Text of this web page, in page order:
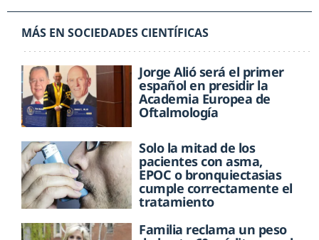
MÁS EN SOCIEDADES CIENTÍFICAS
Jorge Alió será el primer
español en presidir la
Academia Europea de
Oftalmología
Solo la mitad de los
pacientes con asma,
EPOC o bronquiectasias
cumple correctamente el
tratamiento
Familia reclama un peso